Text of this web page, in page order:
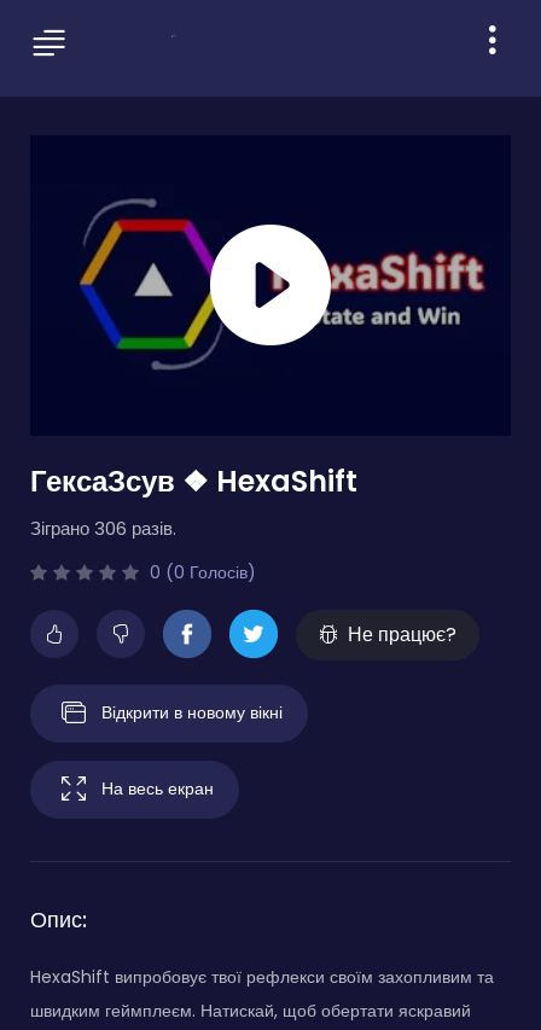
ГексаЗсув ❖ HexaShift
Зіграно 306 разів.
0 (0 Голосів)
Не працює?
Відкрити в новому вікні
На весь екран
Опис:
HexaShift випробовує твої рефлекси своїм захопливим та
швидким геймплеєм. Натискай, щоб обертати яскравий